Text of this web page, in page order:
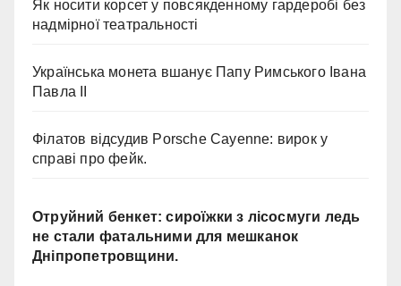
Як носити корсет у повсякденному гардеробі без
надмірної театральності
Українська монета вшанує Папу Римського Івана
Павла II
Філатов відсудив Porsche Cayenne: вирок у
справі про фейк.
Отруйний бенкет: сироїжки з лісосмуги ледь
не стали фатальними для мешканок
Дніпропетровщини.